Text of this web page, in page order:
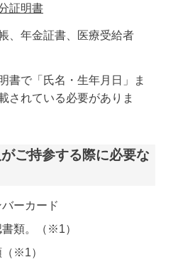
証明書
、年金証書、医療受給者
書で「氏名・生年月日」ま
されている必要がありま
ご持参する際に必要な
ーカード
類。（※1）
※1）